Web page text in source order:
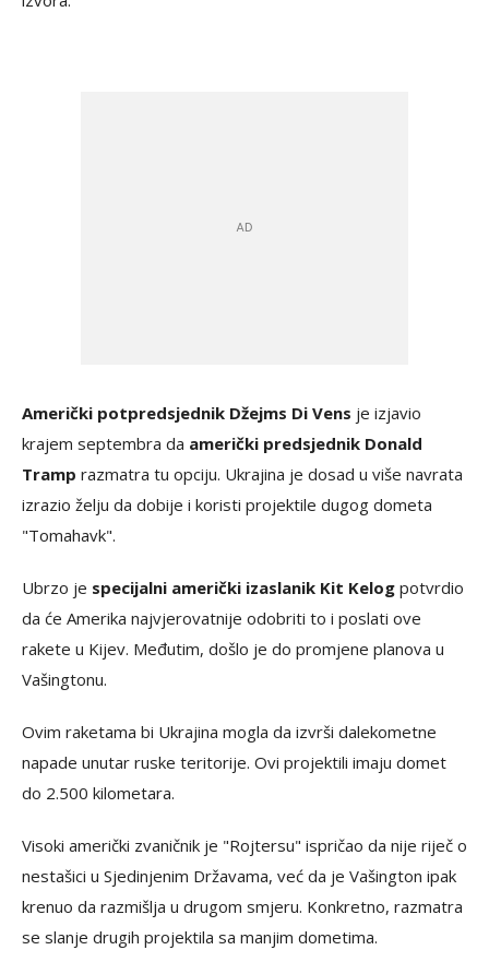
Američki potpredsjednik Džejms Di Vens je izjavio
krajem septembra da američki predsjednik Donald
Tramp razmatra tu opciju. Ukrajina je dosad u više navrata
izrazio želju da dobije i koristi projektile dugog dometa
"Tomahavk".
Ubrzo je specijalni američki izaslanik Kit Kelog potvrdio
da će Amerika najvjerovatnije odobriti to i poslati ove
rakete u Kijev. Međutim, došlo je do promjene planova u
Vašingtonu.
Ovim raketama bi Ukrajina mogla da izvrši dalekometne
napade unutar ruske teritorije. Ovi projektili imaju domet
do 2.500 kilometara.
Visoki američki zvaničnik je "Rojtersu" ispričao da nije riječ o
nestašici u Sjedinjenim Državama, već da je Vašington ipak
krenuo da razmišlja u drugom smjeru. Konkretno, razmatra
se slanje drugih projektila sa manjim dometima.